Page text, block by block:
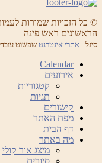
© כל הזכויות שמורות
הראשונים ראש פינה
סיגל - אתרי אינטרנטשפשוט
Calendar
אירועים
קטגוריות
תגיות
קישורים
מפת האתר
דף הבית
מה באתר
מיצג אור קולי
סיורים